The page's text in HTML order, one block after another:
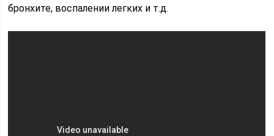
бронхите, воспалении легких и т.д.